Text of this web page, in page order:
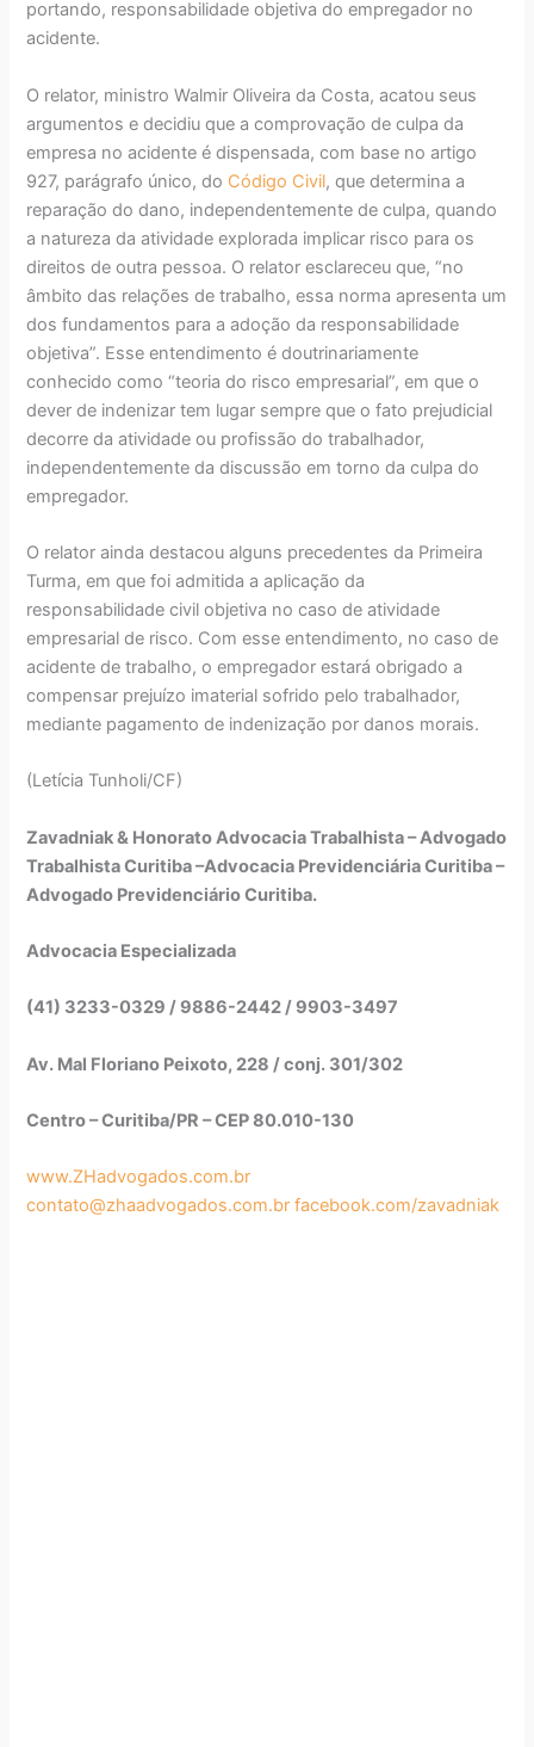
portando, responsabilidade objetiva do empregador no
acidente.
O relator, ministro Walmir Oliveira da Costa, acatou seus
argumentos e decidiu que a comprovação de culpa da
empresa no acidente é dispensada, com base no artigo
927, parágrafo único, do Código Civil, que determina a
reparação do dano, independentemente de culpa, quando
a natureza da atividade explorada implicar risco para os
direitos de outra pessoa. O relator esclareceu que, “no
âmbito das relações de trabalho, essa norma apresenta um
dos fundamentos para a adoção da responsabilidade
objetiva”. Esse entendimento é doutrinariamente
conhecido como “teoria do risco empresarial”, em que o
dever de indenizar tem lugar sempre que o fato prejudicial
decorre da atividade ou profissão do trabalhador,
independentemente da discussão em torno da culpa do
empregador.
O relator ainda destacou alguns precedentes da Primeira
Turma, em que foi admitida a aplicação da
responsabilidade civil objetiva no caso de atividade
empresarial de risco. Com esse entendimento, no caso de
acidente de trabalho, o empregador estará obrigado a
compensar prejuízo imaterial sofrido pelo trabalhador,
mediante pagamento de indenização por danos morais.
(Letícia Tunholi/CF)
Zavadniak & Honorato Advocacia Trabalhista – Advogado
Trabalhista Curitiba –Advocacia Previdenciária Curitiba –
Advogado Previdenciário Curitiba.
Advocacia Especializada
(41) 3233-0329 / 9886-2442 / 9903-3497
Av. Mal Floriano Peixoto, 228 / conj. 301/302
Centro – Curitiba/PR – CEP 80.010-130
www.ZHadvogados.com.br
contato@zhaadvogados.com.br facebook.com/zavadniak